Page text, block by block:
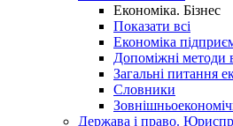
Економіка. Бізнес
Показати всі
Економіка
Допоміжні методи
Загальні питання
Словники
Держава і право.